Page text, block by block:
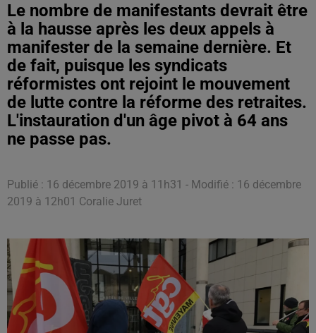
Le nombre de manifestants devrait être
à la hausse après les deux appels à
manifester de la semaine dernière. Et
de fait, puisque les syndicats
réformistes ont rejoint le mouvement
de lutte contre la réforme des retraites.
L'instauration d'un âge pivot à 64 ans
ne passe pas.
Publié : 16 décembre 2019 à 11h31 - Modifié : 16 décembre
2019 à 12h01 Coralie Juret